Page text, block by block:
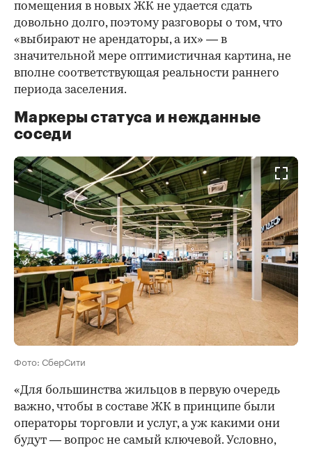
помещения в новых ЖК не удается сдать
довольно долго, поэтому разговоры о том, что
«выбирают не арендаторы, а их» — в
значительной мере оптимистичная картина, не
вполне соответствующая реальности раннего
периода заселения.
Маркеры статуса и нежданные
соседи
Фото: СберСити
«Для большинства жильцов в первую очередь
важно, чтобы в составе ЖК в принципе были
операторы торговли и услуг, а уж какими они
будут — вопрос не самый ключевой. Условно,